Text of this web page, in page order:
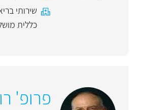
שירותי
כללית
פרופ'